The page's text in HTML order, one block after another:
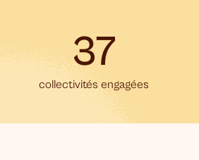
37
collectivités engagées